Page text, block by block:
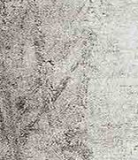
IMG_8154